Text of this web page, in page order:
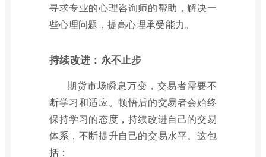
寻求专业的心理咨询师的帮助，解决一
些心理问题，提高心理承受能力。
持续改进：永不止步
期货市场瞬息万变，交易者需要不
断学习和适应。顿悟后的交易者会始终
保持学习的态度，持续改进自己的交易
体系，不断提升自己的交易水平。这包
括：